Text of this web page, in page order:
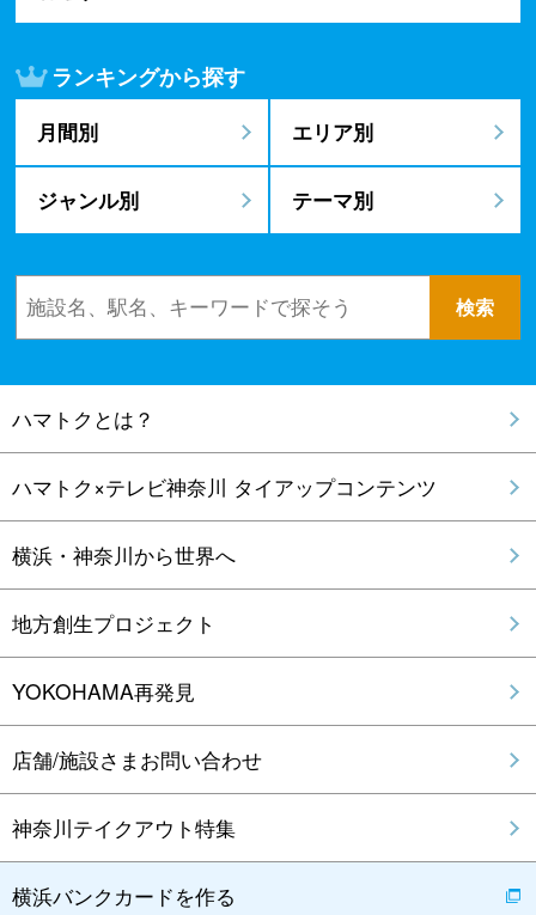
ランキングから探す
月間別 エリア別
ジャンル別 テーマ別
ハマトクとは？
ハマトク×テレビ神奈川 タイアップコンテンツ
横浜・神奈川から世界へ
地方創生プロジェクト
YOKOHAMA再発見
店舗/施設さまお問い合わせ
神奈川テイクアウト特集
横浜バンクカードを作る